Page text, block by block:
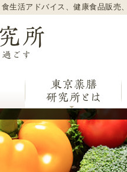
生活アドバイス、健康食品販売